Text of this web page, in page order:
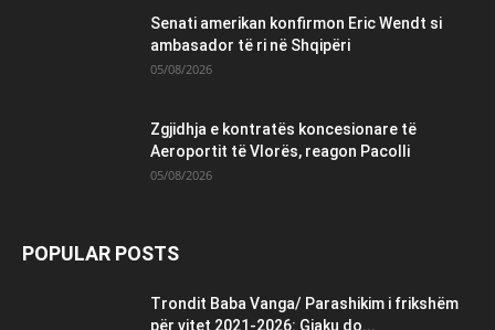
Senati amerikan konfirmon Eric Wendt si
ambasador të ri në Shqipëri
05/08/2026
Zgjidhja e kontratës koncesionare të
Aeroportit të Vlorës, reagon Pacolli
05/08/2026
POPULAR POSTS
Trondit Baba Vanga/ Parashikim i frikshëm
për vitet 2021-2026: Gjaku do...